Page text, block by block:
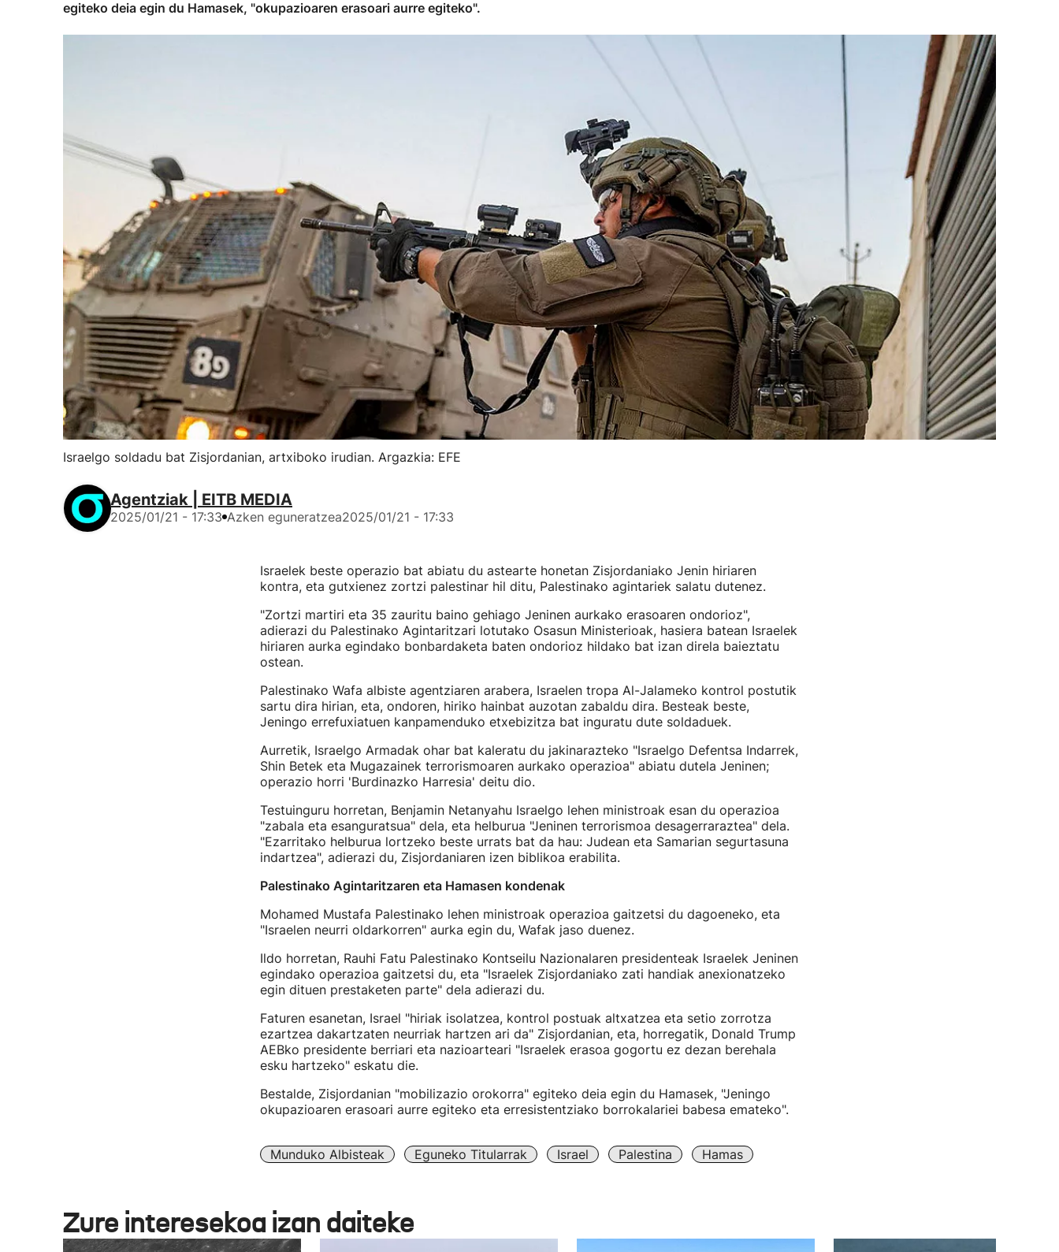
egiteko deia egin du Hamasek, "okupazioaren erasoari aurre egiteko".
Israelgo soldadu bat Zisjordanian, artxiboko irudian. Argazkia: EFE
Agentziak | EITB MEDIA
2025/01/21 - 17:33 Azken eguneratzea2025/01/21 - 17:33
Israelek beste operazio bat abiatu du astearte honetan Zisjordaniako Jenin hiriaren
kontra, eta gutxienez zortzi palestinar hil ditu, Palestinako agintariek salatu dutenez.
"Zortzi martiri eta 35 zauritu baino gehiago Jeninen aurkako erasoaren ondorioz",
adierazi du Palestinako Agintaritzari lotutako Osasun Ministerioak, hasiera batean Israelek
hiriaren aurka egindako bonbardaketa baten ondorioz hildako bat izan direla baieztatu
ostean.
Palestinako Wafa albiste agentziaren arabera, Israelen tropa Al-Jalameko kontrol postutik
sartu dira hirian, eta, ondoren, hiriko hainbat auzotan zabaldu dira. Besteak beste,
Jeningo errefuxiatuen kanpamenduko etxebizitza bat inguratu dute soldaduek.
Aurretik, Israelgo Armadak ohar bat kaleratu du jakinarazteko "Israelgo Defentsa Indarrek,
Shin Betek eta Mugazainek terrorismoaren aurkako operazioa" abiatu dutela Jeninen;
operazio horri 'Burdinazko Harresia' deitu dio.
Testuinguru horretan, Benjamin Netanyahu Israelgo lehen ministroak esan du operazioa
"zabala eta esanguratsua" dela, eta helburua "Jeninen terrorismoa desagerraraztea" dela.
"Ezarritako helburua lortzeko beste urrats bat da hau: Judean eta Samarian segurtasuna
indartzea", adierazi du, Zisjordaniaren izen biblikoa erabilita.
Palestinako Agintaritzaren eta Hamasen kondenak
Mohamed Mustafa Palestinako lehen ministroak operazioa gaitzetsi du dagoeneko, eta
"Israelen neurri oldarkorren" aurka egin du, Wafak jaso duenez.
Ildo horretan, Rauhi Fatu Palestinako Kontseilu Nazionalaren presidenteak Israelek Jeninen
egindako operazioa gaitzetsi du, eta "Israelek Zisjordaniako zati handiak anexionatzeko
egin dituen prestaketen parte" dela adierazi du.
Faturen esanetan, Israel "hiriak isolatzea, kontrol postuak altxatzea eta setio zorrotza
ezartzea dakartzaten neurriak hartzen ari da" Zisjordanian, eta, horregatik, Donald Trump
AEBko presidente berriari eta nazioarteari "Israelek erasoa gogortu ez dezan berehala
esku hartzeko" eskatu die.
Bestalde, Zisjordanian "mobilizazio orokorra" egiteko deia egin du Hamasek, "Jeningo
okupazioaren erasoari aurre egiteko eta erresistentziako borrokalariei babesa emateko".
Munduko Albisteak Eguneko Titularrak Israel Palestina Hamas
Zure interesekoa izan daiteke